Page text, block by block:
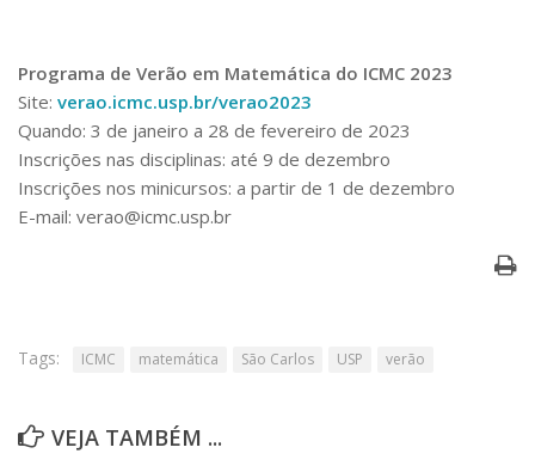
Programa de Verão em Matemática do ICMC 2023
Site: verao.icmc.usp.br/verao2023
Quando: 3 de janeiro a 28 de fevereiro de 2023
Inscrições nas disciplinas: até 9 de dezembro
Inscrições nos minicursos: a partir de 1 de dezembro
E-mail: verao@icmc.usp.br
Tags: ICMC matemática São Carlos USP verão
VEJA TAMBÉM ...